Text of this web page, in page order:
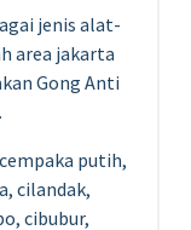
jenis alat-
area jakarta
Gong Anti
putih,
cilandak,
cibubur,